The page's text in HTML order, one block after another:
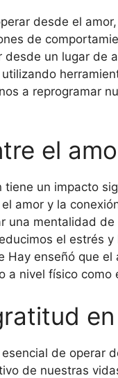
desde el
de
un lugar de
a reprogramar
el
un impacto
amor y la
una mentalidad
el estrés
Hay enseñó que
a nivel físico como
de operar
de nuestras